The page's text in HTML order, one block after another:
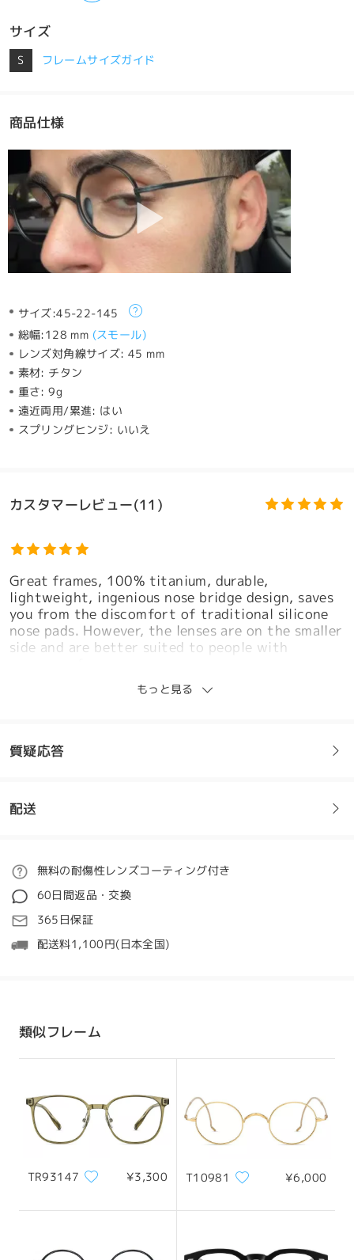
サイズ
S フレームサイズガイド
商品仕様
サイズ:45-22-145
総幅:128 mm (スモール)
レンズ対角線サイズ:45 mm
素材: チタン
重さ:9g
遠近両用/累進: はい
スプリングヒンジ: いいえ
カスタマーレビュー(11)
Great frames, 100% titanium, durable,
lightweight, ingenious nose bridge design, saves
you from the discomfort of traditional silicone
nose pads. However, the lenses are on the smaller
side and are better suited to people with
Jul 17 , 2026
by Sar
もっと見る
質疑応答
フレームについてご質問がある場合は、以下からお問い合わせく
質問する
配送
ご注文
処理時間
5-7営業日
詳細
配送時間
配送
無料の耐傷性レンズコーティング付き
60日間返品・交換
365日保証
配送料1,100円(日本全国)
類似フレーム
TR93147 ¥3,300 T10981 ¥6,000